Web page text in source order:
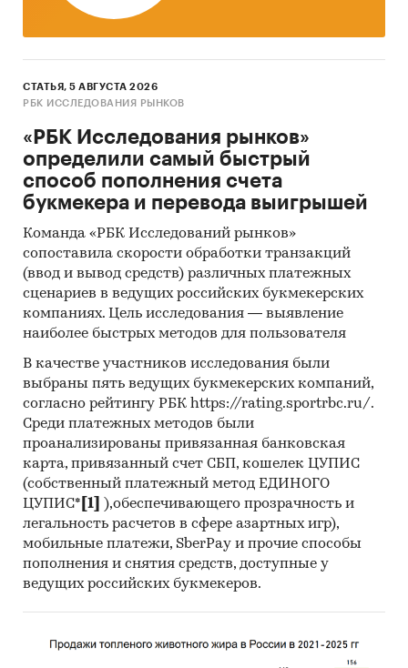
статистике представлены данные по
спроса в каждой группе.
году? Помимо данных за 2024 и 2023гг, в
отчете приведены темпы прироста рынка и
среднедушевых расходов в 2024 году. Для
повышения точности период анализа
может быть расширен. В этом случае
стоимость отчета будет пересчитана.
Помимо количественных данных в каждом
разделе отчета с федеральным округом
приведены картограммы. Каждый регион
закрашен цветом, соответствующим
интенсивности спроса в нем (приведены
данные только по тем регионам, по которым в
официальной статистике представлены
данные по расходам домохозяйств по итогам
одновременно 2-х лет, 2023 и 2024 гг.)
Эта информация может дать дополнительные
аргументы, если вам нужно:
разработать стратегию развития.
Оценить вашу долю рынка в целом по РФ и в
СТАТЬЯ, 5 АВГУСТА 2026
РБК ИССЛЕДОВАНИЯ РЫНКОВ
«РБК Исследования рынков»
определили самый быстрый
способ пополнения счета
букмекера и перевода выигрышей
Команда «РБК Исследований рынков»
сопоставила скорости обработки транзакций
(ввод и вывод средств) различных платежных
сценариев в ведущих российских букмекерских
компаниях. Цель исследования — выявление
наиболее быстрых методов для пользователя
В качестве участников исследования были
выбраны пять ведущих букмекерских компаний,
согласно рейтингу РБК https://rating.sportrbc.ru/.
Среди платежных методов были
проанализированы привязанная банковская
карта, привязанный счет СБП, кошелек ЦУПИС
(собственный платежный метод ЕДИНОГО
ЦУПИС* [1]
),обеспечивающего прозрачность и
легальность расчетов в сфере азартных игр),
мобильные платежи, SberPay и прочие способы
пополнения и снятия средств, доступные у
ведущих российских букмекеров.